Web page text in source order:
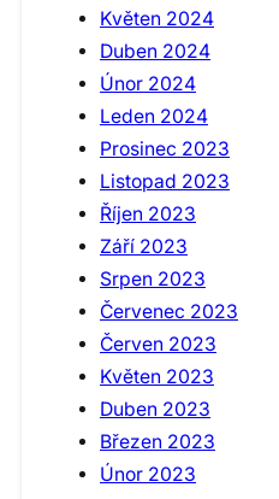
Květen 2024
Duben 2024
Únor 2024
Leden 2024
Prosinec 2023
Listopad 2023
Říjen 2023
Září 2023
Srpen 2023
Červenec 2023
Červen 2023
Květen 2023
Duben 2023
Březen 2023
Únor 2023